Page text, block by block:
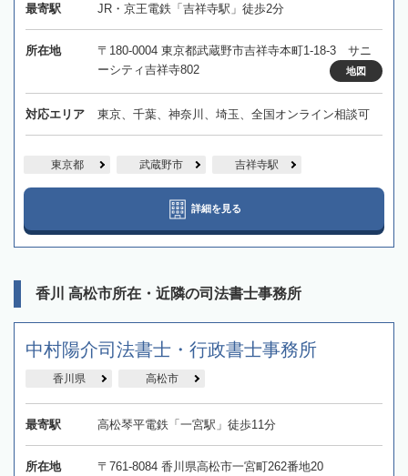
最寄駅 JR・京王電鉄「吉祥寺駅」徒歩2分
所在地
〒180-0004 東京都武蔵野市吉祥寺本町1-18-3 サニ
ーシティ吉祥寺802
地図
対応エリア 東京、千葉、神奈川、埼玉、全国オンライン相談可
東京都 武蔵野市 吉祥寺駅
詳細を見る
香川 高松市所在・近隣の司法書士事務所
中村陽介司法書士・行政書士事務所
香川県 高松市
最寄駅 高松琴平電鉄「一宮駅」徒歩11分
所在地 〒761-8084 香川県高松市一宮町262番地20